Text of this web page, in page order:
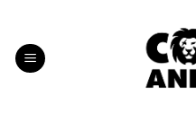
content